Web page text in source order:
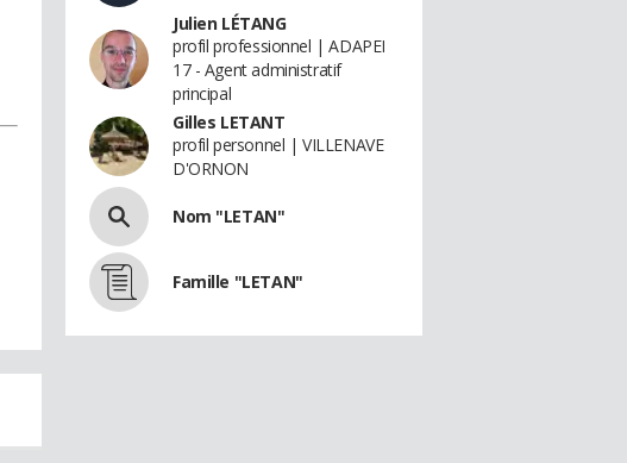
Julien LÉTANG
profil professionnel | ADAPEI
17 - Agent administratif
principal
Gilles LETANT
profil personnel | VILLENAVE
D'ORNON
Nom "LETAN"
Famille "LETAN"